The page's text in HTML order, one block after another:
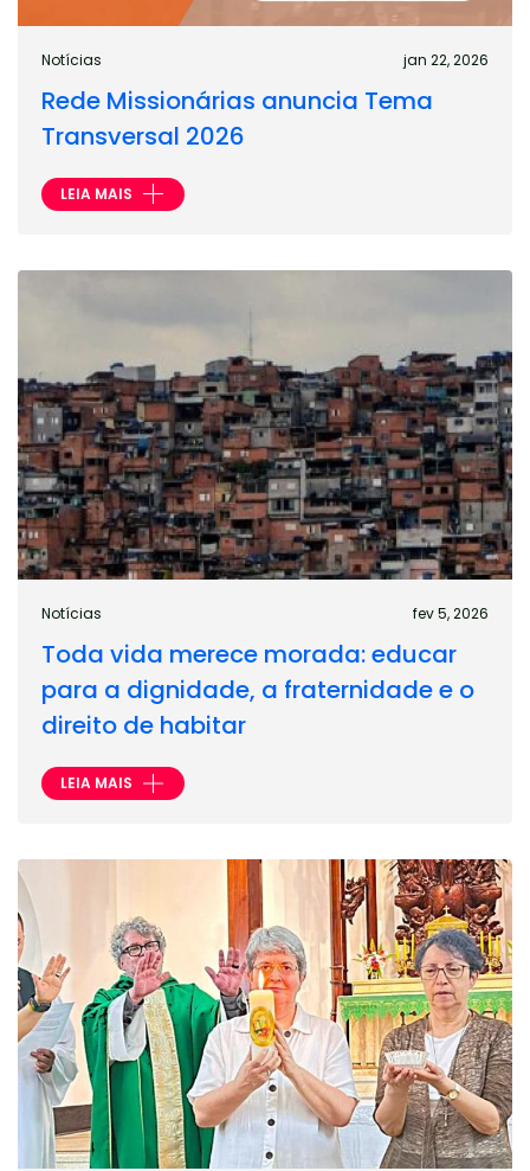
jan 22, 2026
Notícias
Rede Missionárias anuncia Tema
Transversal 2026
LEIA MAIS
fev 5, 2026
Notícias
Toda vida merece morada: educar
para a dignidade, a fraternidade e o
direito de habitar
LEIA MAIS